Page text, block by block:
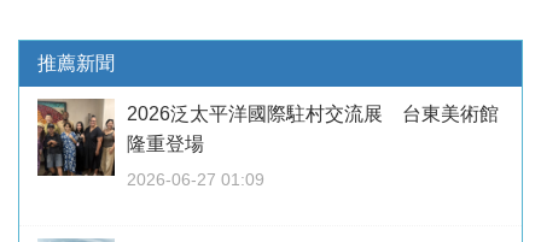
推薦新聞
2026泛太平洋國際駐村交流展 台東美術館
隆重登場
2026-06-27 01:09